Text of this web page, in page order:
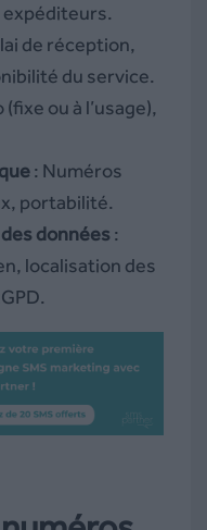
de réception,
du service.
ou à l’usage),
: Numéros
portabilité.
données:
localisation des